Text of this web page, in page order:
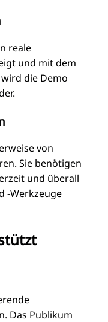
reale
und mit dem
die Demo
von
Sie benötigen
und überall
-Werkzeuge
Das Publikum